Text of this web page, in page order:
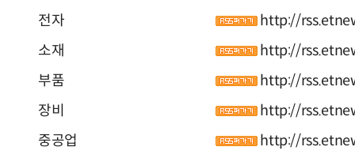
전자
http://
소재
http://
부품
http://
장비
http://
중공업
http://